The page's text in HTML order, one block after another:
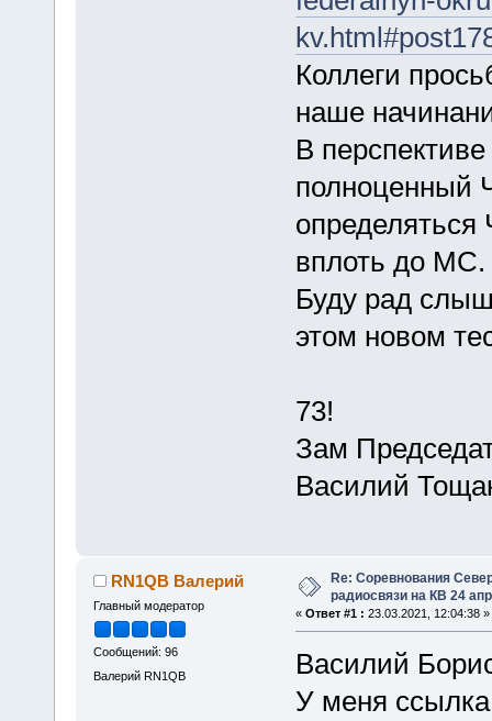
Коллеги
наше
В
полноценный
вплоть до МС.
Буду рад
этом новом
73!
Зам
Василий
RN1QB Валерий
Главный модератор
Сообщений: 96
Валерий RN1QB
Re: Соревнования
радиосвязи на КВ 24
« Ответ #1 : 23.03.2021, 12:04:38 »
Василий
У меня ссылка